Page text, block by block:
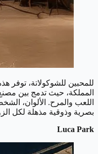
للمحبين للشوكولاتة، توفر
المملكة، حيث تدمج بين
اللعب والمرح. الألوان،
بصرية وذوقية مذهلة لكل
Luca Park